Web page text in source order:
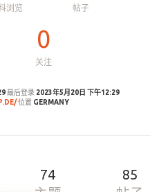
浏览 帖子
0
关注
最后登录 2023年5月20日 下午12:29
位置 GERMANY
74 85